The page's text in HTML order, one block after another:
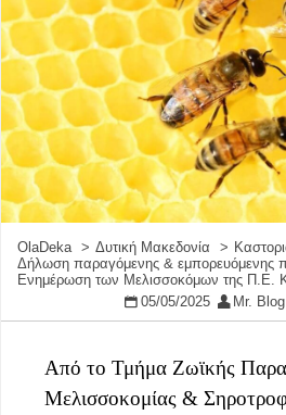
OlaDeka Δυτική Μακεδονία
Δήλωση παραγόμενης & εμπορευόμενης
Ενημέρωση των Μελισσοκόμων της Π.Ε.
05/05/2025
Mr. Blog
Από το Τμήμα Ζωϊκής
Μελισσοκομίας &